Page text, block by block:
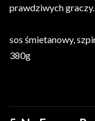
prawdziwych graczy.
sos śmietanowy,
380g